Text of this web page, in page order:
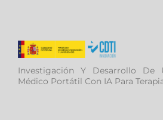
Investigación Y Desarrollo De
Médico Portátil Con IA Para